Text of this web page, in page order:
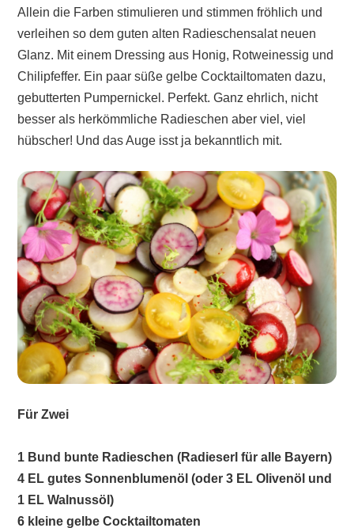
Allein die Farben stimulieren und stimmen fröhlich und
verleihen so dem guten alten Radieschensalat neuen
Glanz. Mit einem Dressing aus Honig, Rotweinessig und
Chilipfeffer. Ein paar süße gelbe Cocktailtomaten dazu,
gebutterten Pumpernickel. Perfekt. Ganz ehrlich, nicht
besser als herkömmliche Radieschen aber viel, viel
hübscher! Und das Auge isst ja bekanntlich mit.
Für Zwei
1 Bund bunte Radieschen (Radieserl für alle Bayern)
4 EL gutes Sonnenblumenöl (oder 3 EL Olivenöl und
1 EL Walnussöl)
6 kleine gelbe Cocktailtomaten